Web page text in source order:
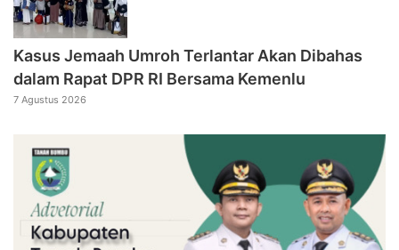
Kasus Jemaah Umroh Terlantar Akan Dibahas
dalam Rapat DPR RI Bersama Kemenlu
7 Agustus 2026